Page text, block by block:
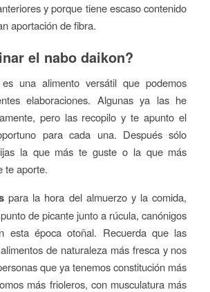
y porque tiene escaso contenido
aportación de fibra.
el nabo daikon?
una alimento versátil que podemos
elaboraciones. Algunas ya las he
pero las recopilo y te apunto el
para cada una. Después sólo
la que más te guste o la que más
te aporte.
para la hora del almuerzo y la comida,
de picante junto a rúcula, canónigos
esta época otoñal. Recuerda que las
de naturaleza más fresca y nos
que ya tenemos constitución más
más frioleros, con musculatura más